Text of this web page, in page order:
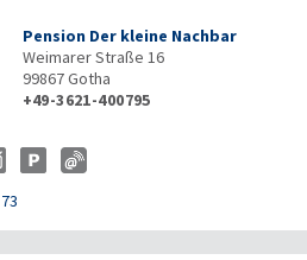
Pension Der kleine Nachbar
Weimarer Straße 16
99867Gotha
+49-3621-400795
73